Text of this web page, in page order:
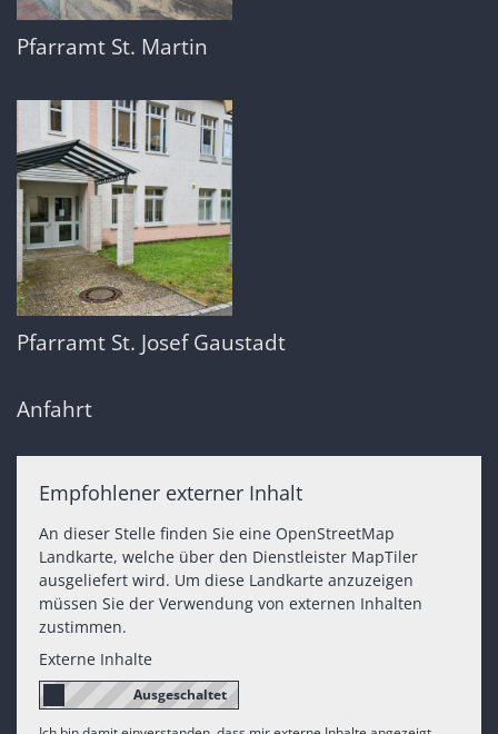
Pfarramt St. Martin
Pfarramt St. Josef Gaustadt
Anfahrt
Empfohlener externer Inhalt
An dieser Stelle finden Sie eine OpenStreetMap
Landkarte, welche über den Dienstleister MapTiler
ausgeliefert wird. Um diese Landkarte anzuzeigen
müssen Sie der Verwendung von externen Inhalten
zustimmen.
Externe Inhalte